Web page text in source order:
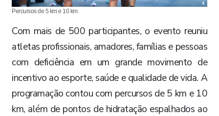
Percursos de 5 km e 10 km.
Com mais de 500 participantes, o evento reuniu
atletas profissionais, amadores, famílias e pessoas
com deficiência em um grande movimento de
incentivo ao esporte, saúde e qualidade de vida. A
programação contou com percursos de 5 km e 10
km, além de pontos de hidratação espalhados ao